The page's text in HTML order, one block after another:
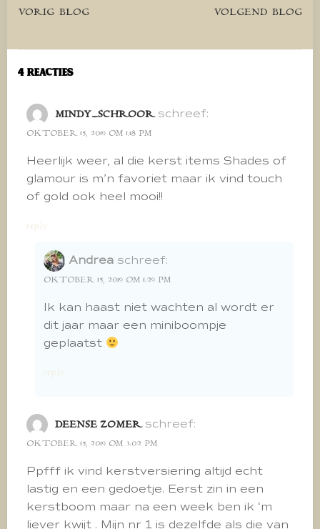
Bericht
navigatie
VORIG BLOG
Bericht
navigatie
VOLGEND BLOG
4 Reacties
MINDY_SCHROOR schreef:
OKTOBER 15, 2019 OM 1:18 PM
Heerlijk weer, al die kerst items Shades of
glamour is m’n favoriet maar ik vind touch
of gold ook heel mooi!!
reply
Andrea schreef:
OKTOBER 15, 2019 OM 1:29 PM
Ik kan haast niet wachten al wordt er
dit jaar maar een miniboompje
geplaatst
reply
DEENSE ZOMER schreef:
OKTOBER 15, 2019 OM 3:02 PM
Ppfff ik vind kerstversiering altijd echt
lastig en een gedoetje. Eerst zin in een
kerstboom maar na een week ben ik ‘m
liever kwijt . Mijn nr 1 is dezelfde als die van